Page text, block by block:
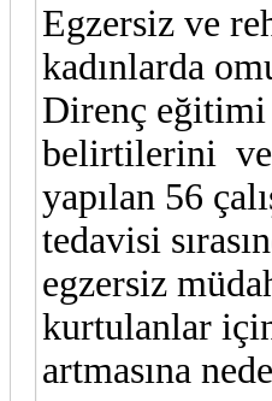
Egzersiz ve
kadınlarda
Direnç eğitimi
belirtilerini ve
yapılan 56
tedavisi
egzersiz
kurtulanlar
artmasına